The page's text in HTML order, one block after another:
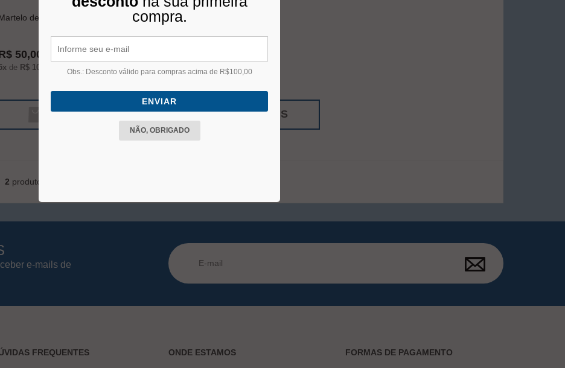
de Borracha 800gr
50,00
de R$ 10,00 s/juros no cartão
COMPRAR
Protetor de Aro Amarelo
VER MAIS
2 produtos
e-mails de
FREQUENTES ONDE ESTAMOS FORMAS DE PAGAMENTO
compra.
Obs.: Desconto válido para compras acima de R$100,00
ENVIAR
NÃO, OBRIGADO